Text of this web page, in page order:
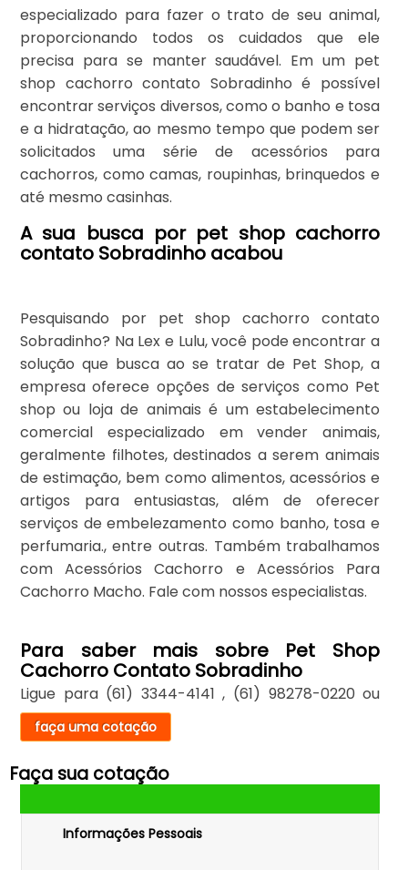
especializado para fazer o trato de seu animal,
proporcionando todos os cuidados que ele
precisa para se manter saudável. Em um pet
shop cachorro contato Sobradinho é possível
encontrar serviços diversos, como o banho e tosa
e a hidratação, ao mesmo tempo que podem ser
solicitados uma série de acessórios para
cachorros, como camas, roupinhas, brinquedos e
até mesmo casinhas.
A sua busca por pet shop cachorro
contato Sobradinho acabou
Pesquisando por pet shop cachorro contato
Sobradinho? Na Lex e Lulu, você pode encontrar a
solução que busca ao se tratar de Pet Shop, a
empresa oferece opções de serviços como Pet
shop ou loja de animais é um estabelecimento
comercial especializado em vender animais,
geralmente filhotes, destinados a serem animais
de estimação, bem como alimentos, acessórios e
artigos para entusiastas, além de oferecer
serviços de embelezamento como banho, tosa e
perfumaria., entre outras. Também trabalhamos
com Acessórios Cachorro e Acessórios Para
Cachorro Macho. Fale com nossos especialistas.
Para saber mais sobre Pet Shop
Cachorro Contato Sobradinho
Ligue para (61) 3344-4141 , (61) 98278-0220 ou
faça uma cotação
Faça sua cotação
Informações Pessoais